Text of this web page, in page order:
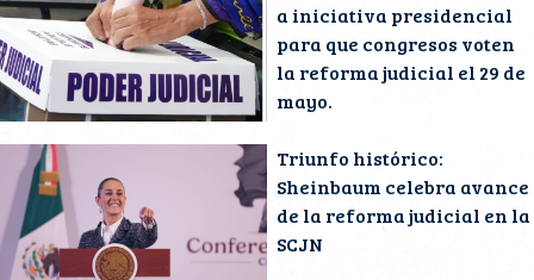
a iniciativa presidencial
para que congresos voten
la reforma judicial el 29 de
mayo.
Triunfo histórico:
Sheinbaum celebra avance
de la reforma judicial en la
SCJN